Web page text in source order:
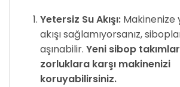
Yetersiz Su Akışı:Makinenize
akışı sağlamıyorsanız,
aşınabilir. Yeni sibop
zorluklara karşı makinenizi
koruyabilirsiniz.